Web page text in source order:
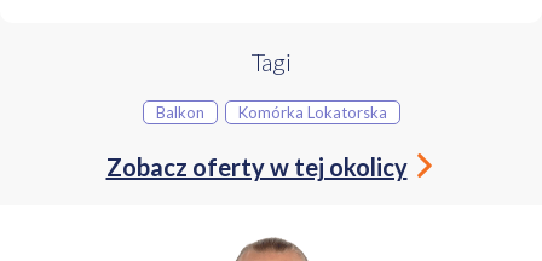
Komunikacja miejska w postaci autobusów zapewnia sprawne
połączenie z resztą miasta, co przekłada się na oszczędność czasu
podczas codziennych dojazdów do pracy lub szkoły. W najbliższej
oraz bank, co pozwala na załatwienie wszystkich niezbędnych
spraw bez konieczności dalekich wyjazdów.
Mieszkanie o powierzchni 52,97 m² posiada trzy rozkładowe pokoje,
Tagi
Balkon Komórka Lokatorska
Zobacz oferty w tej okolicy